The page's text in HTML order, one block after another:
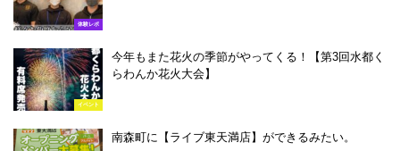
体験レポ
イベント
今年もまた花火の季節がやってくる！【第3回水都く
らわんか花火大会】
南森町に【ライブ東天満店】ができるみたい。